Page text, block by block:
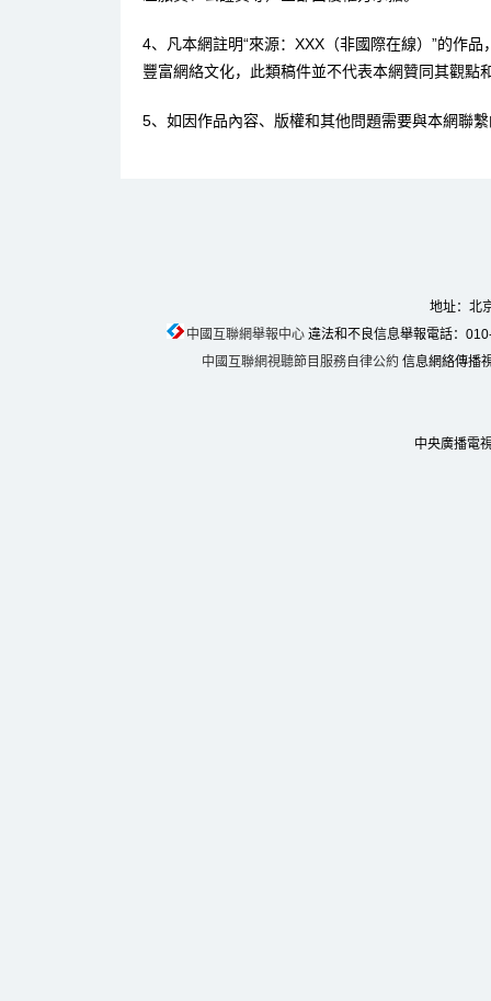
4、凡本網註明“來源：XXX（非國際在線）”的作
豐富網絡文化，此類稿件並不代表本網贊同其觀點
5、如因作品內容、版權和其他問題需要與本網聯
地址：北
中國互聯網舉報中心違法和不良信息舉報電話：
中國互聯網視聽節目服務自律公約 信息網絡傳播
中央廣播電